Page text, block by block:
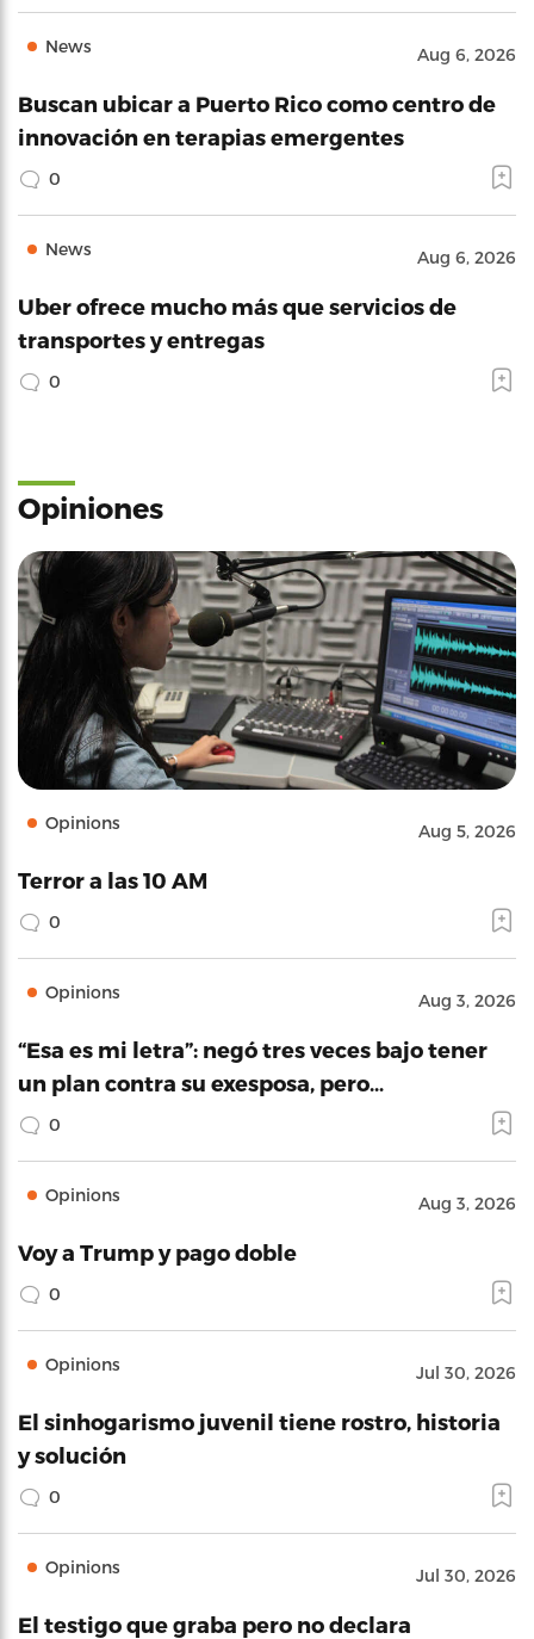
News Aug 6, 2026
Buscan ubicar a Puerto Rico como centro de
innovación en terapias emergentes
0
News Aug 6, 2026
Uber ofrece mucho más que servicios de
transportes y entregas
0
Opiniones
Opinions Aug 5, 2026
Terror a las 10 AM
0
Opinions Aug 3, 2026
“Esa es mi letra”: negó tres veces bajo tener
un plan contra su exesposa, pero…
0
Opinions Aug 3, 2026
Voy a Trump y pago doble
0
Opinions Jul 30, 2026
El sinhogarismo juvenil tiene rostro, historia
y solución
0
Opinions Jul 30, 2026
El testigo que graba pero no declara